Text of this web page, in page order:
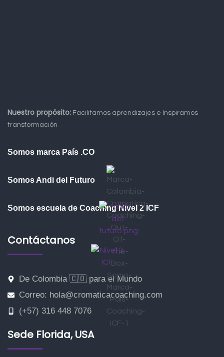
Nuestro propósito: Facilitamos aprendizajes e Inspiramos
transformación
Somos marca País .CO
Somos Andi del Futuro
Somos escuela de Coaching Nivel 2 ICF
Contáctanos
De Colombia 🇨🇴 para el Mundo
Correo: hola@cromaticacoaching.com
(+57) 316 448 7076
Sede Florida, USA